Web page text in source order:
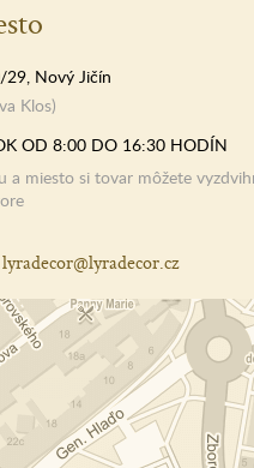
29, Nový Jičín
Klos)
OD 8:00 DO 16:30 HODÍN
a miesto si tovar môžete
lyradecor@lyradecor.cz